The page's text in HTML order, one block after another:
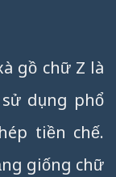
gồ chữ Z là
dụng phổ
tiền chế.
giống chữ